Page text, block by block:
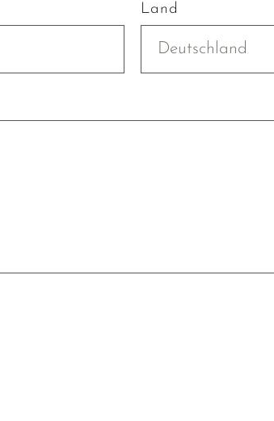
Land
Deutschland